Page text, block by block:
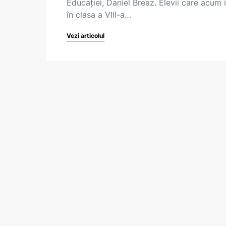
Educației, Daniel Breaz. Elevii care acum
în clasa a VIII-a…
Vezi articolul